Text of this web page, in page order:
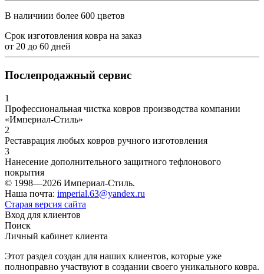
В наличиии более 600 цветов
Срок изготовления ковра на заказ
от 20 до 60 дней
Послепродажный сервис
1
Профессиональная чистка ковров производства компании
«Империал-Стиль»
2
Реставрация любых ковров ручного изготовления
3
Нанесение дополнительного защитного тефлонового
покрытия
© 1998—2026 Империал-Стиль.
Наша почта: imperial.63@yandex.ru
Старая версия сайта
Вход для клиентов
Поиск
Личный кабинет клиента
Этот раздел создан для наших клиентов, которые уже
полноправно участвуют в создании своего уникального ковра.